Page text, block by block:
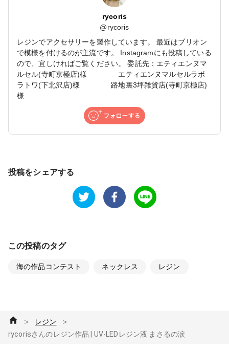
rycoris
@rycoris
レジンでアクセサリーを製作しています。 最近はブリオン
で模様を付けるのが主流です。 Instagramにも投稿している
ので、宜しければご覧ください。 委託先：エティエンヌマ
ルセル(寺町京極店)様 エティエンヌマルセルラボ
ラトワ(下北沢店)様 路地裏3坪雑貨店(寺町京極店)
様
投稿をシェアする
この投稿のタグ
海の作品コンテスト ネックレス レジン
＞ レジン ＞
rycorisさんのレジン作品 | UV-LEDレジン液 まさるの涙